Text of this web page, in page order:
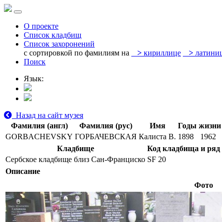
О проекте
Список кладбищ
Список захоронений
с сортировкой по фамилиям на
> кириллице >
Поиск
Язык:
Назад на сайт музея
Фамилия (англ)
Фамилия (рус) Имя
Годы жизни
GORBACHEVSKY ГОРБАЧЕВСКАЯ Калиста В. 1898
1962
Кладбище
Код кладбища и ряд
Сербское кладбище близ Сан-Франциско SF 20
Описание
Фото